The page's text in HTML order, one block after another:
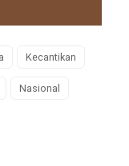
Kecantikan
Nasional